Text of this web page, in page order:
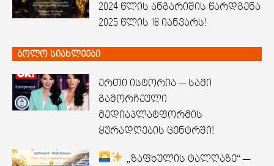
2024 წლის ანგარიშის წარდგენა
2025 წლის 18 იანვარს!
ბოლო სიახლეები
ერთი ისტორია — სამი
გამორჩეული
მედიაპლატფორმის
ყურადღების ცენტრში!
„ზაფხულის ტალღაზე“ —